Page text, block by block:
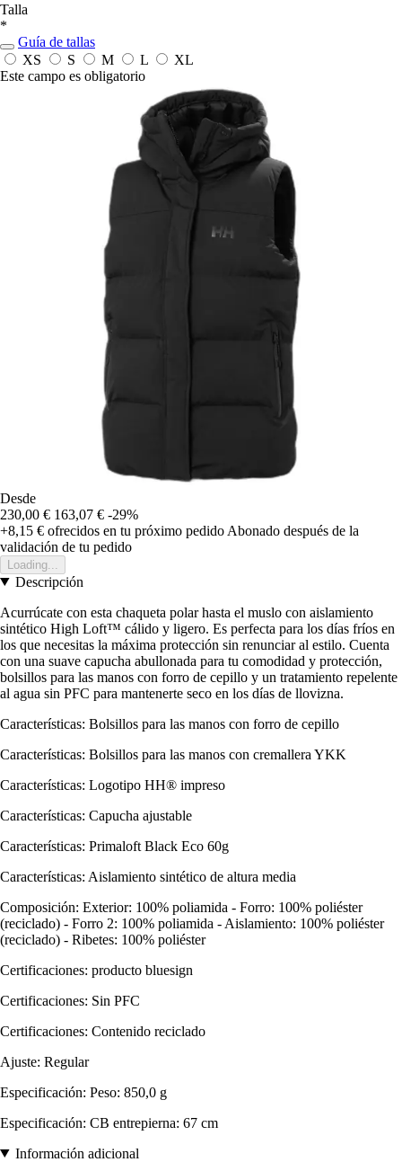
Talla
*
Guía de tallas
XS
S M L
XL
Este campo es obligatorio
Desde
230,00 € 163,07 € -29%
+8,15 € ofrecidos en tu próximo pedido Abonado después de la
validación de tu pedido
Loading...
Descripción
Acurrúcate con esta chaqueta polar hasta el muslo con aislamiento
sintético High Loft™ cálido y ligero. Es perfecta para los días fríos en
los que necesitas la máxima protección sin renunciar al estilo. Cuenta
con una suave capucha abullonada para tu comodidad y protección,
bolsillos para las manos con forro de cepillo y un tratamiento repelente
al agua sin PFC para mantenerte seco en los días de llovizna.
Características: Bolsillos para las manos con forro de cepillo
Características: Bolsillos para las manos con cremallera YKK
Características: Logotipo HH® impreso
Características: Capucha ajustable
Características: Primaloft Black Eco 60g
Características: Aislamiento sintético de altura media
Composición: Exterior: 100% poliamida - Forro: 100% poliéster
(reciclado) - Forro 2: 100% poliamida - Aislamiento: 100% poliéster
(reciclado) - Ribetes: 100% poliéster
Certificaciones: producto bluesign
Certificaciones: Sin PFC
Certificaciones: Contenido reciclado
Ajuste: Regular
Especificación: Peso: 850,0 g
Especificación: CB entrepierna: 67 cm
Información adicional